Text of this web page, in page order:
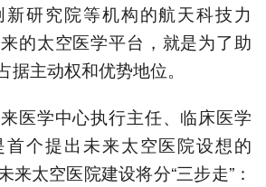
研究院等机构的航天科技力
的太空医学平台，就是为了助
据主动权和优势地位。
医学中心执行主任、临床医学
个提出未来太空医院设想的
来太空医院建设将分“三步走”：